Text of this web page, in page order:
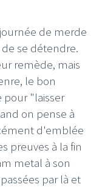
de merde
se détendre.
remède, mais
le bon
pour "laisser
on pense à
d'emblée
preuves à la fin
metal à son
par là et